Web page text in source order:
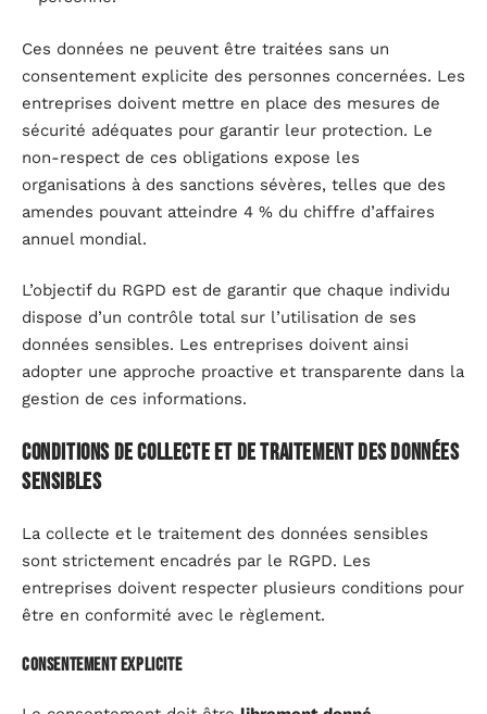
Ces données ne peuvent être traitées sans un
consentement explicite des personnes concernées. Les
entreprises doivent mettre en place des mesures de
sécurité adéquates pour garantir leur protection. Le
non-respect de ces obligations expose les
organisations à des sanctions sévères, telles que des
amendes pouvant atteindre 4 % du chiffre d’affaires
annuel mondial.
L’objectif du RGPD est de garantir que chaque individu
dispose d’un contrôle total sur l’utilisation de ses
données sensibles. Les entreprises doivent ainsi
adopter une approche proactive et transparente dans la
gestion de ces informations.
Conditions de collecte et de traitement des données
sensibles
La collecte et le traitement des données sensibles
sont strictement encadrés par le RGPD. Les
entreprises doivent respecter plusieurs conditions pour
être en conformité avec le règlement.
Consentement explicite